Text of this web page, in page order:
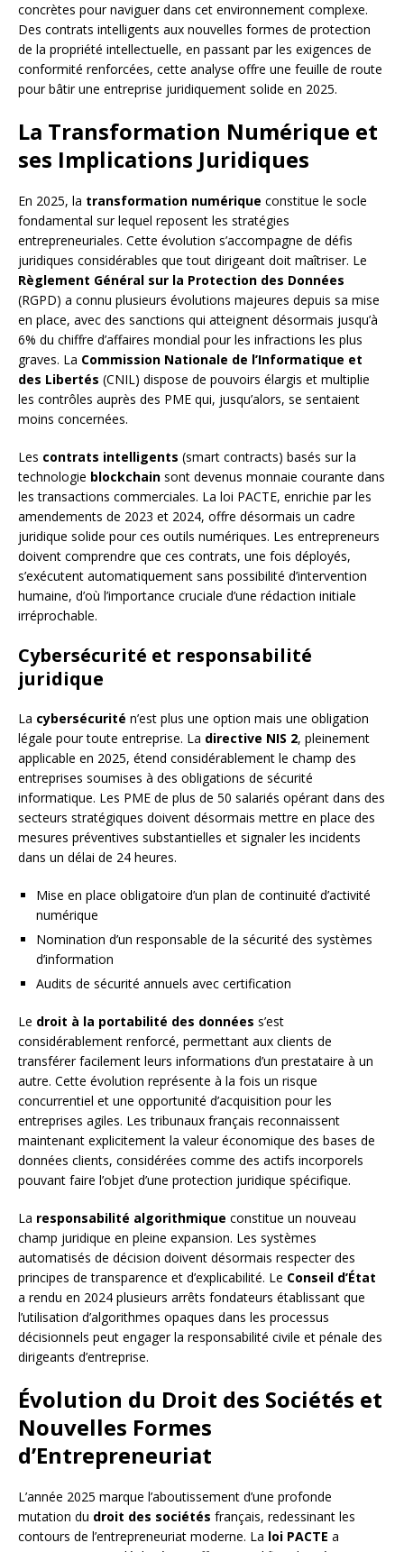
concrètes pour naviguer dans cet environnement complexe.
Des contrats intelligents aux nouvelles formes de protection
de la propriété intellectuelle, en passant par les exigences de
conformité renforcées, cette analyse offre une feuille de route
pour bâtir une entreprise juridiquement solide en 2025.
La Transformation Numérique et
ses Implications Juridiques
En 2025, la transformation numérique constitue le socle
fondamental sur lequel reposent les stratégies
entrepreneuriales. Cette évolution s’accompagne de défis
juridiques considérables que tout dirigeant doit maîtriser. Le
Règlement Général sur la Protection des Données
(RGPD) a connu plusieurs évolutions majeures depuis sa mise
en place, avec des sanctions qui atteignent désormais jusqu’à
6% du chiffre d’affaires mondial pour les infractions les plus
graves. La Commission Nationale de l’Informatique et
des Libertés (CNIL) dispose de pouvoirs élargis et multiplie
les contrôles auprès des PME qui, jusqu’alors, se sentaient
moins concernées.
Les contrats intelligents (smart contracts) basés sur la
technologie blockchain sont devenus monnaie courante dans
les transactions commerciales. La loi PACTE, enrichie par les
amendements de 2023 et 2024, offre désormais un cadre
juridique solide pour ces outils numériques. Les entrepreneurs
doivent comprendre que ces contrats, une fois déployés,
s’exécutent automatiquement sans possibilité d’intervention
humaine, d’où l’importance cruciale d’une rédaction initiale
irréprochable.
Cybersécurité et responsabilité
juridique
La cybersécurité n’est plus une option mais une obligation
légale pour toute entreprise. La directive NIS 2, pleinement
applicable en 2025, étend considérablement le champ des
entreprises soumises à des obligations de sécurité
informatique. Les PME de plus de 50 salariés opérant dans des
secteurs stratégiques doivent désormais mettre en place des
mesures préventives substantielles et signaler les incidents
dans un délai de 24 heures.
Mise en place obligatoire d’un plan de continuité d’activité
numérique
Nomination d’un responsable de la sécurité des systèmes
d’information
Audits de sécurité annuels avec certification
Le droit à la portabilité des données s’est
considérablement renforcé, permettant aux clients de
transférer facilement leurs informations d’un prestataire à un
autre. Cette évolution représente à la fois un risque
concurrentiel et une opportunité d’acquisition pour les
entreprises agiles. Les tribunaux français reconnaissent
maintenant explicitement la valeur économique des bases de
données clients, considérées comme des actifs incorporels
pouvant faire l’objet d’une protection juridique spécifique.
La responsabilité algorithmique constitue un nouveau
champ juridique en pleine expansion. Les systèmes
automatisés de décision doivent désormais respecter des
principes de transparence et d’explicabilité. Le Conseil d’État
a rendu en 2024 plusieurs arrêts fondateurs établissant que
l’utilisation d’algorithmes opaques dans les processus
décisionnels peut engager la responsabilité civile et pénale des
dirigeants d’entreprise.
Évolution du Droit des Sociétés et
Nouvelles Formes
d’Entrepreneuriat
L’année 2025 marque l’aboutissement d’une profonde
mutation du droit des sociétés français, redessinant les
contours de l’entrepreneuriat moderne. La loi PACTE a